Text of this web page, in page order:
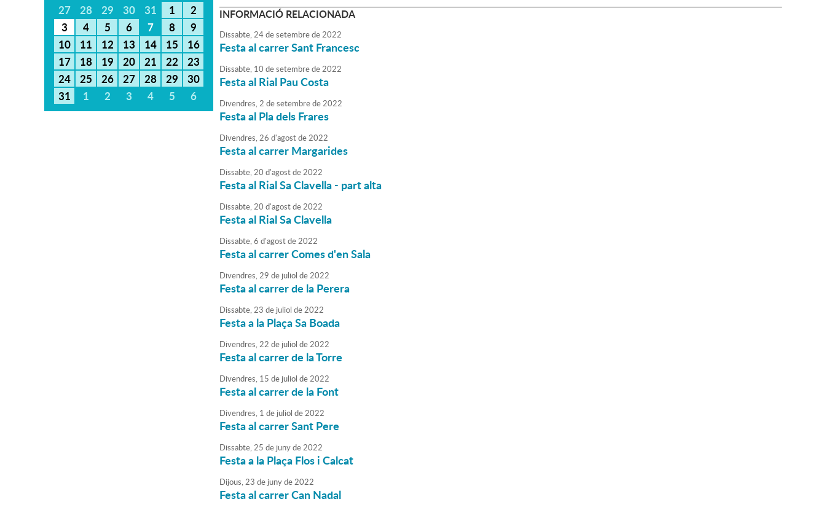
27 28 29 30 31 1
2
3
4 5 6 7 8
9
10
11 12 13 14 15
16
17
18 19 20 21 22
23
24
25 26 27 28 29
30
31
1 2 3 4 5 6
INFORMACIÓ RELACIONADA
Dissabte,24desetembrede2022
Festa al carrer Sant Francesc
Dissabte, 10 desetembrede2022
Festa al Rial Pau Costa
Divendres,2 desetembrede2022
Festa al Pla dels Frares
Divendres,26 d'agostde2022
Festa al carrer Margarides
Dissabte,20 d'agostde2022
Festa al Rial Sa Clavella - part alta
Dissabte,20 d'agostde2022
Festa al Rial Sa Clavella
Dissabte,6 d'agostde2022
Festa al carrer Comes d'en Sala
Divendres,29 de juliol de2022
Festa al carrer de la Perera
Dissabte,23 de juliol de2022
Festa a la Plaça Sa Boada
Divendres,22 de juliol de2022
Festa al carrer de la Torre
Divendres, 15 de juliol de2022
Festa al carrer de la Font
Divendres, 1 de juliol de2022
Festa al carrer Sant Pere
Dissabte,25 de junyde2022
Festa a la Plaça Flos i Calcat
Dijous,23 de junyde2022
Festa al carrer Can Nadal